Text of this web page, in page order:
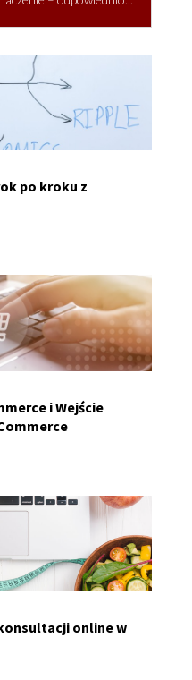
po kroku z
i Wejście
online w